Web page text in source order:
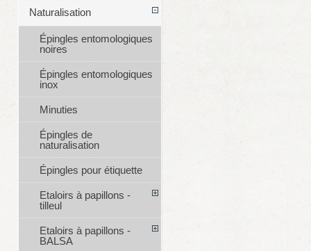
Naturalisation
Épingles entomologiques
noires
Épingles entomologiques
inox
Minuties
Épingles de
naturalisation
Épingles pour étiquette
Etaloirs à papillons -
tilleul
Etaloirs à papillons -
BALSA